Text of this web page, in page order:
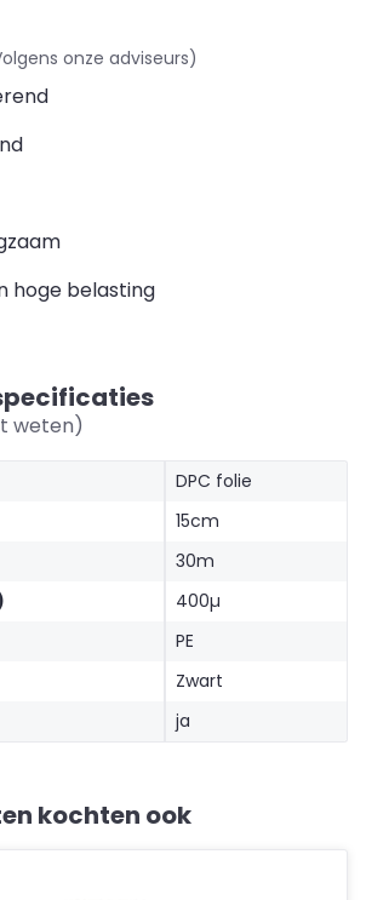
onze adviseurs)
hoge belasting
weten)
DPC folie
15cm
30m
400µ
PE
Zwart
ja
kochten ook